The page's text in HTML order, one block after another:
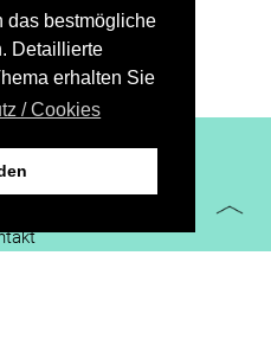
das bestmögliche
Detaillierte
erhalten Sie
/ Cookies
2021